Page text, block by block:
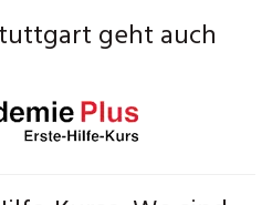
geht auch